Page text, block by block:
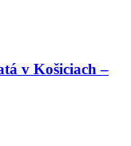
v Košiciach –